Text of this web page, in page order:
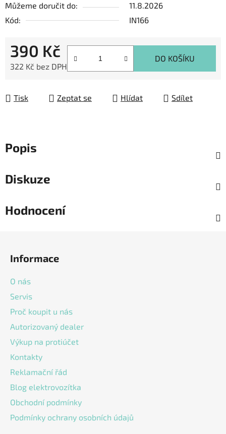
Můžeme doručit do:
11.8.2026
Kód:
IN166
390 Kč
322 Kč bez DPH
DO KOŠÍKU
Tisk Zeptat se Hlídat Sdílet
Popis
Diskuze
Hodnocení
Informace
O nás
Servis
Proč koupit u nás
Autorizovaný dealer
Výkup na protiúčet
Kontakty
Reklamační řád
Blog elektrovozítka
Obchodní podmínky
Podmínky ochrany osobních údajů